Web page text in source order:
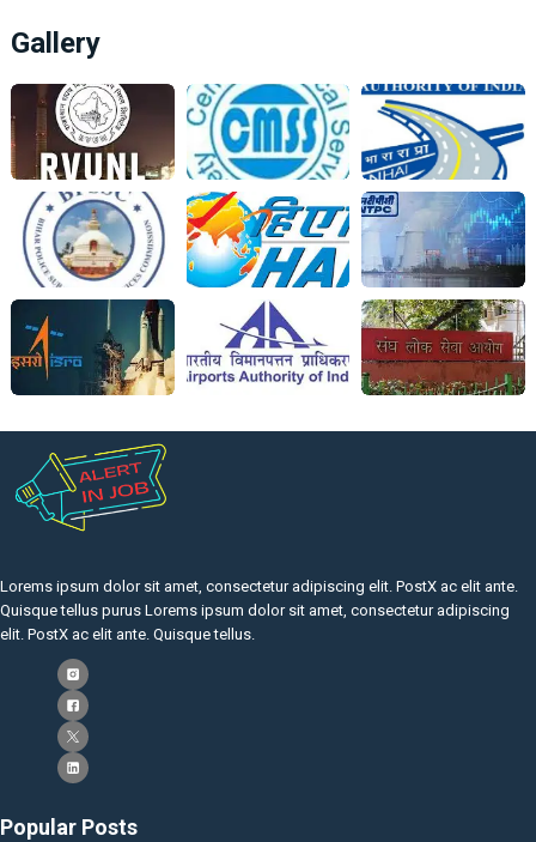
Gallery
Lorems ipsum dolor sit amet, consectetur adipiscing elit. PostX ac elit ante.
Quisque tellus purus Lorems ipsum dolor sit amet, consectetur adipiscing
elit. PostX ac elit ante. Quisque tellus.
Popular Posts